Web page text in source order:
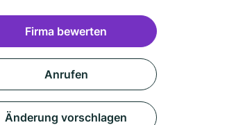
Firma bewerten
Anrufen
Änderung vorschlagen